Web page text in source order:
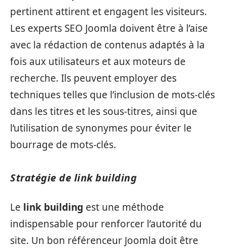
pertinent attirent et engagent les visiteurs.
Les experts SEO Joomla doivent être à l’aise
avec la rédaction de contenus adaptés à la
fois aux utilisateurs et aux moteurs de
recherche. Ils peuvent employer des
techniques telles que l’inclusion de mots-clés
dans les titres et les sous-titres, ainsi que
l’utilisation de synonymes pour éviter le
bourrage de mots-clés.
Stratégie de link building
Le link building est une méthode
indispensable pour renforcer l’autorité du
site. Un bon référenceur Joomla doit être